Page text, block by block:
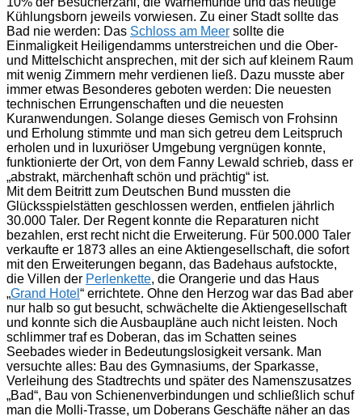
Kühlungsborn jeweils vorwiesen. Zu einer Stadt sollte das
Bad nie werden: Das Schloss am Meer sollte die
Einmaligkeit Heiligendamms unterstreichen und die Ober-
und Mittelschicht ansprechen, mit der sich auf kleinem Raum
mit wenig Zimmern mehr verdienen ließ. Dazu musste aber
immer etwas Besonderes geboten werden: Die neuesten
technischen Errungenschaften und die neuesten
Kuranwendungen. Solange dieses Gemisch von Frohsinn
und Erholung stimmte und man sich getreu dem Leitspruch
erholen und in luxuriöser Umgebung vergnügen konnte,
funktionierte der Ort, von dem Fanny Lewald schrieb, dass er
„abstrakt, märchenhaft schön und prächtig“ ist.
Mit dem Beitritt zum Deutschen Bund mussten die
Glücksspielstätten geschlossen werden, entfielen jährlich
30.000 Taler. Der Regent konnte die Reparaturen nicht
bezahlen, erst recht nicht die Erweiterung. Für 500.000 Taler
verkaufte er 1873 alles an eine Aktiengesellschaft, die sofort
mit den Erweiterungen begann, das Badehaus aufstockte,
die Villen der Perlenkette, die Orangerie und das Haus
„Grand Hotel “ errichtete. Ohne den Herzog war das Bad aber
nur halb so gut besucht, schwächelte die Aktiengesellschaft
und konnte sich die Ausbaupläne auch nicht leisten. Noch
schlimmer traf es Doberan, das im Schatten seines
Seebades wieder in Bedeutungslosigkeit versank. Man
versuchte alles: Bau des Gymnasiums, der Sparkasse,
Verleihung des Stadtrechts und später des Namenszusatzes
„Bad“, Bau von Schienenverbindungen und schließlich schuf
man die Molli-Trasse, um Doberans Geschäfte näher an das